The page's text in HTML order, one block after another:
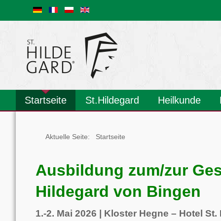
Startseite St.Hildegard Heilkunde
Aktuelle Seite: Startseite
Ausbildung zum/zur
Hildegard von Bingen
1.-2. Mai 2026 | Kloster Hegne – Hotel